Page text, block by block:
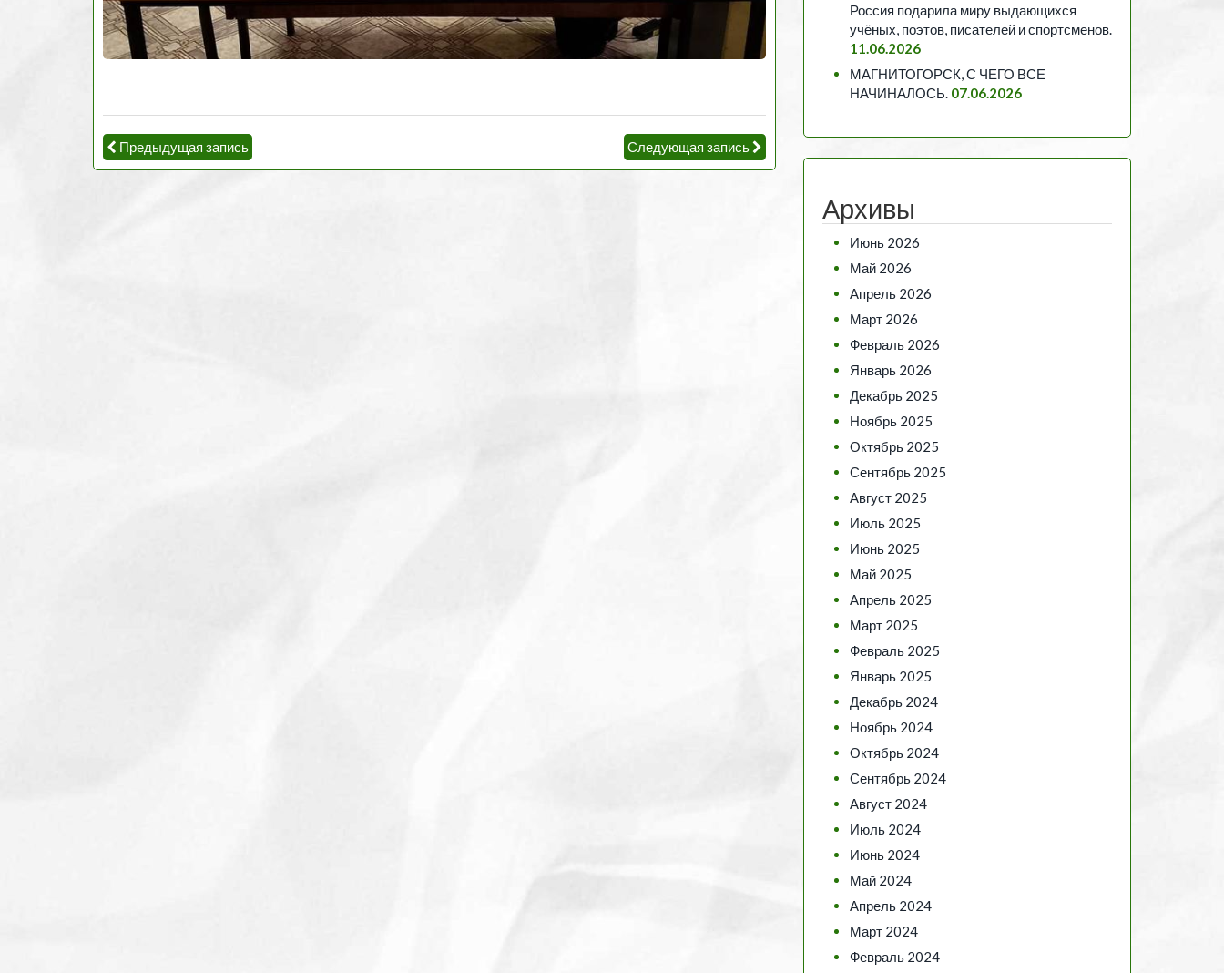
Предыдущая запись Следующая запись
Россия подарила миру выдающихся
учёных, поэтов, писателей и спортсменов.
11.06.2026
МАГНИТОГОРСК, С ЧЕГО ВСЕ
НАЧИНАЛОСЬ. 07.06.2026
Архивы
Июнь 2026
Май 2026
Апрель 2026
Март 2026
Февраль 2026
Январь 2026
Декабрь 2025
Ноябрь 2025
Октябрь 2025
Сентябрь 2025
Август 2025
Июль 2025
Июнь 2025
Май 2025
Апрель 2025
Март 2025
Февраль 2025
Январь 2025
Декабрь 2024
Ноябрь 2024
Октябрь 2024
Сентябрь 2024
Август 2024
Июль 2024
Июнь 2024
Май 2024
Апрель 2024
Март 2024
Февраль 2024